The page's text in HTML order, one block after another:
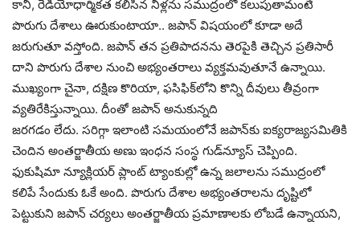
కానీ, రేడియోధార్మికత కలిసిన నీళ్లను సముద్రంలో కలుపుతామంటే
పొరుగు దేశాలు ఊరుకుంటాయా.. జపాన్ విషయంలో కూడా అదే
జరుగుతూ వస్తోంది. జపాన్ తన ప్రతిపాదనను తెరపైకి తెచ్చిన ప్రతిసారీ
దాని పొరుగు దేశాల నుంచి అభ్యంతరాలు వ్యక్తమవుతూనే ఉన్నాయి.
ముఖ్యంగా చైనా, దక్షిణ కొరియా, ఫసిఫిక్‌లోని కొన్ని దీవులు తీవ్రంగా
వ్యతిరేకిస్తున్నాయి. దీంతో జపాన్ అనుకున్నది
జరగడం లేదు. సరిగ్గా ఇలాంటి సమయంలోనే జపాన్‌కు ఐక్యరాజ్యసమితికి
చెందిన అంతర్జాతీయ అణు ఇంధన సంస్థ గుడ్‌న్యూస్ చెప్పింది.
ఫుకుషిమా న్యూక్లియర్ ప్లాంట్‌ ట్యాంకుల్లో ఉన్న జలాలను సముద్రంలో
కలిపే సేందుకు ఓకే అంది. పొరుగు దేశాల అభ్యంతరాలను దృష్టిలో
పెట్టుకుని జపాన్ చర్యలు అంతర్జాతీయ ప్రమాణాలకు లోబడే ఉన్నాయని,